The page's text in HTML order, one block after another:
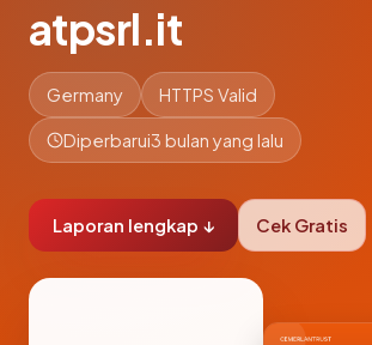
atpsrl.it
Germany HTTPS Valid
Diperbarui3 bulan yang lalu
Laporan lengkap ↓ Cek Gratis